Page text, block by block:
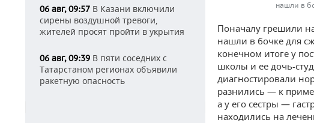
06 авг, 09:57 В Казани включили
сирены воздушной тревоги,
жителей просят пройти в укрытия
06 авг, 09:39 В пяти соседних с
Татарстаном регионах объявили
ракетную опасность
нашли в
Поначалу грешили
нашли в бочке для
конечном итоге у
школы и ее дочь-
диагностировали
разнились — к
а у его сестры —
находились на